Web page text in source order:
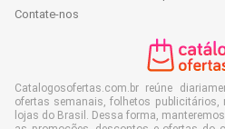
Contate-nos
Catalogosofertas.com.br reúne
ofertas semanais, folhetos publicitários,
lojas do Brasil. Dessa forma,